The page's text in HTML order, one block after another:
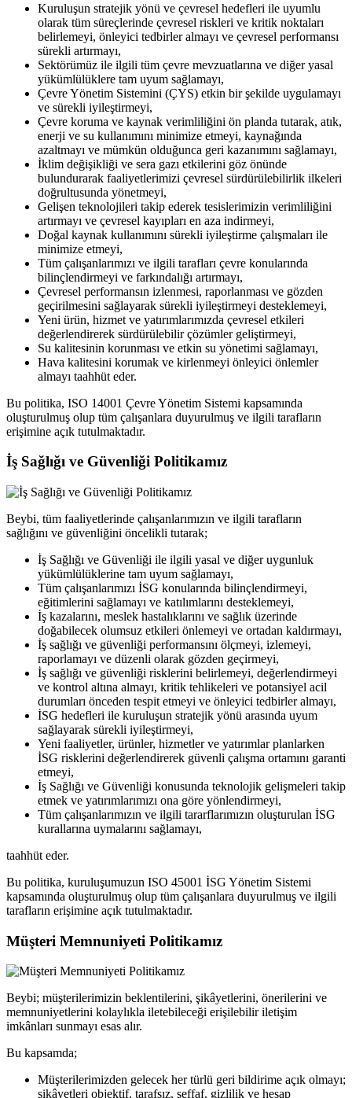
Kuruluşun stratejik yönü ve çevresel hedefleri ile uyumlu
olarak tüm süreçlerinde çevresel riskleri ve kritik noktaları
belirlemeyi, önleyici tedbirler almayı ve çevresel performansı
sürekli artırmayı,
Sektörümüz ile ilgili tüm çevre mevzuatlarına ve diğer yasal
yükümlülüklere tam uyum sağlamayı,
Çevre Yönetim Sistemini (ÇYS) etkin bir şekilde uygulamayı
ve sürekli iyileştirmeyi,
Çevre koruma ve kaynak verimliliğini ön planda tutarak, atık,
enerji ve su kullanımını minimize etmeyi, kaynağında
azaltmayı ve mümkün olduğunca geri kazanımını sağlamayı,
İklim değişikliği ve sera gazı etkilerini göz önünde
bulundurarak faaliyetlerimizi çevresel sürdürülebilirlik ilkeleri
doğrultusunda yönetmeyi,
Gelişen teknolojileri takip ederek tesislerimizin verimliliğini
artırmayı ve çevresel kayıpları en aza indirmeyi,
Doğal kaynak kullanımını sürekli iyileştirme çalışmaları ile
minimize etmeyi,
Tüm çalışanlarımızı ve ilgili tarafları çevre konularında
bilinçlendirmeyi ve farkındalığı artırmayı,
Çevresel performansın izlenmesi, raporlanması ve gözden
geçirilmesini sağlayarak sürekli iyileştirmeyi desteklemeyi,
Yeni ürün, hizmet ve yatırımlarımızda çevresel etkileri
değerlendirerek sürdürülebilir çözümler geliştirmeyi,
Su kalitesinin korunması ve etkin su yönetimi sağlamayı,
Hava kalitesini korumak ve kirlenmeyi önleyici önlemler
almayı taahhüt eder.
Bu politika, ISO 14001 Çevre Yönetim Sistemi kapsamında
oluşturulmuş olup tüm çalışanlara duyurulmuş ve ilgili tarafların
erişimine açık tutulmaktadır.
İş Sağlığı ve Güvenliği Politikamız
Beybi, tüm faaliyetlerinde çalışanlarımızın ve ilgili tarafların
sağlığını ve güvenliğini öncelikli tutarak;
İş Sağlığı ve Güvenliği ile ilgili yasal ve diğer uygunluk
yükümlülüklerine tam uyum sağlamayı,
Tüm çalışanlarımızı İSG konularında bilinçlendirmeyi,
eğitimlerini sağlamayı ve katılımlarını desteklemeyi,
İş kazalarını, meslek hastalıklarını ve sağlık üzerinde
doğabilecek olumsuz etkileri önlemeyi ve ortadan kaldırmayı,
İş sağlığı ve güvenliği performansını ölçmeyi, izlemeyi,
raporlamayı ve düzenli olarak gözden geçirmeyi,
İş sağlığı ve güvenliği risklerini belirlemeyi, değerlendirmeyi
ve kontrol altına almayı, kritik tehlikeleri ve potansiyel acil
durumları önceden tespit etmeyi ve önleyici tedbirler almayı,
İSG hedefleri ile kuruluşun stratejik yönü arasında uyum
sağlayarak sürekli iyileştirmeyi,
Yeni faaliyetler, ürünler, hizmetler ve yatırımlar planlarken
İSG risklerini değerlendirerek güvenli çalışma ortamını garanti
etmeyi,
İş Sağlığı ve Güvenliği konusunda teknolojik gelişmeleri takip
etmek ve yatırımlarımızı ona göre yönlendirmeyi,
Tüm çalışanlarımızın ve ilgili tararflarımızın oluşturulan İSG
kurallarına uymalarını sağlamayı,
taahhüt eder.
Bu politika, kuruluşumuzun ISO 45001 İSG Yönetim Sistemi
kapsamında oluşturulmuş olup tüm çalışanlara duyurulmuş ve ilgili
tarafların erişimine açık tutulmaktadır.
Müşteri Memnuniyeti Politikamız
Beybi; müşterilerimizin beklentilerini, şikâyetlerini, önerilerini ve
memnuniyetlerini kolaylıkla iletebileceği erişilebilir iletişim
imkânları sunmayı esas alır.
Bu kapsamda;
Müşterilerimizden gelecek her türlü geri bildirime açık olmayı;
şikâyetleri objektif, tarafsız, şeffaf, gizlilik ve hesap